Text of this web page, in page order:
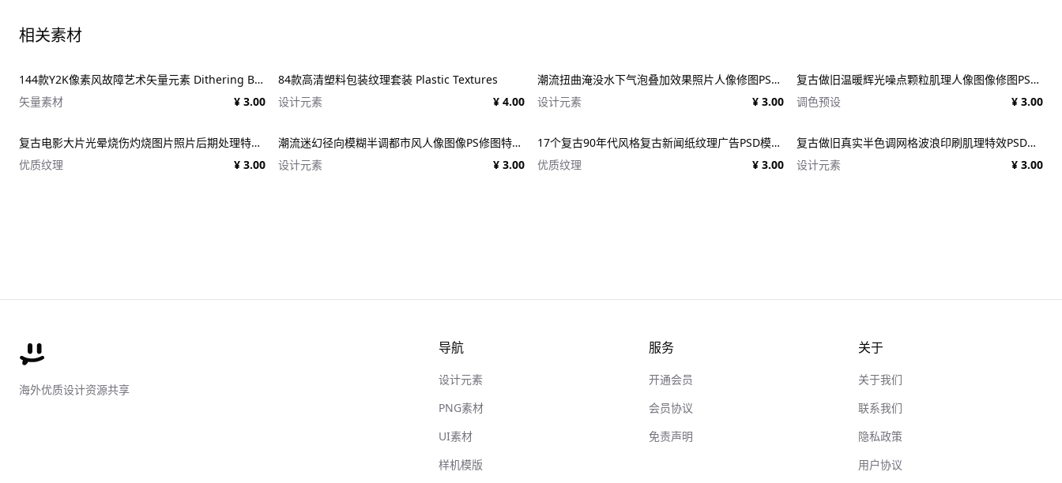
相关素材
144款Y2K像素风故障艺术矢量元素 Dithering Bitmap Vector Shapes Collection
矢量素材
¥ 3.00
84款高清塑料包装纹理套装 Plastic Textures
设计元素
¥ 4.00
潮流扭曲淹没水下气泡叠加效果照片人像修图PS特效滤镜插件样机 Deluge Underwater Photo Effect
设计元素
¥ 3.00
复古做旧温暖辉光噪点颗粒肌理人像图像修图PS特效滤镜插件样机模板+LUT调色预设 EFCO LOOKS: VERSION 1.0
调色预设
¥ 3.00
复古电影大片光晕烧伤灼烧图片照片后期处理特效PSD样机 Light Leaks Overlays Template
优质纹理
¥ 3.00
潮流迷幻径向模糊半调都市风人像图像PS修图特效滤镜样机模板 Halftone Spinning Blur Photo Effect
设计元素
¥ 3.00
17个复古90年代风格复古新闻纸纹理广告PSD模板 1950s Style Retro Ad Templates
优质纹理
¥ 3.00
复古做旧真实半色调网格波浪印刷肌理特效PSD设计图片照片处理特效生成器 Goblin Printer - Halftone Effects
设计元素
¥ 3.00
海外优质设计资源共享
导航
设计元素
PNG素材
UI素材
样机模版
服务
开通会员
会员协议
免责声明
关于
关于我们
联系我们
隐私政策
用户协议